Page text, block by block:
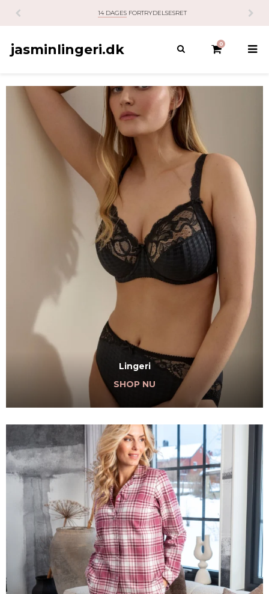
14 DAGESFORTRYDELSESRET
jasminlingeri.dk 0
Lingeri
SHOP NU